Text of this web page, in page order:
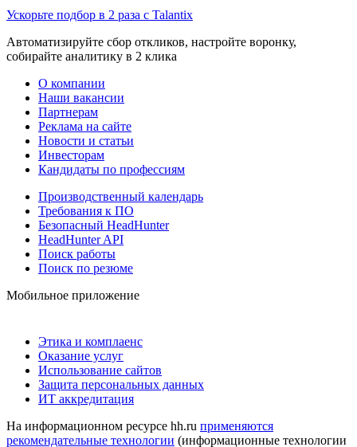
Ускорьте подбор в 2 раза с Talantix
Автоматизируйте сбор откликов, настройте воронку,
собирайте аналитику в 2 клика
О компании
Наши вакансии
Партнерам
Реклама на сайте
Новости и статьи
Инвесторам
Кандидаты по профессиям
Производственный календарь
Требования к ПО
Безопасный HeadHunter
HeadHunter API
Поиск работы
Поиск по резюме
Мобильное приложение
Этика и комплаенс
Оказание услуг
Использование сайтов
Защита персональных данных
ИТ аккредитация
На информационном ресурсе hh.ru применяются
рекомендательные технологии (информационные технологии